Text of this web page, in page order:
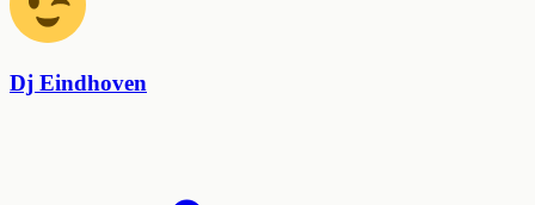
Dj Eindhoven